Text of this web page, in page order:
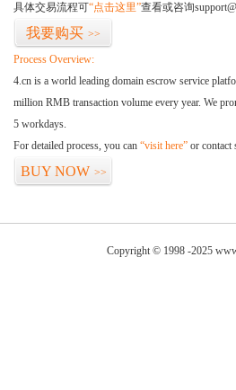
具体交易流程可“点击这里”查看或咨询
我要购买 >>
Process Overview:
4.cn is a world leading domain escrow service
million RMB transaction volume every year. We
5 workdays.
For detailed process, you can “visit here” or contact
BUY NOW >>
Copyright © 1998 -2025